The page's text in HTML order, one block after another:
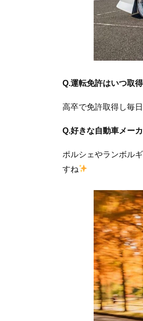
Q.運転免許はいつ取
高卒で免許取得し毎
Q.好きな自動車メー
ポルシェやランボル
すね